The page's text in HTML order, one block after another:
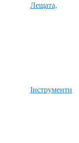
Лещата,
Інструменти